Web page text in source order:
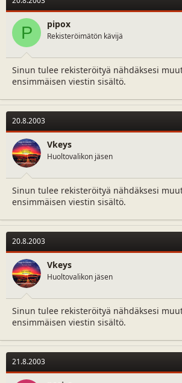
P pipox
Rekisteröimätön kävijä
Sinun tulee rekisteröityä nähdäksesi
ensimmäisen viestin sisältö.
20.8.2003
Vkeys
Huoltovalikon jäsen
Sinun tulee rekisteröityä nähdäksesi
ensimmäisen viestin sisältö.
20.8.2003
Vkeys
Huoltovalikon jäsen
Sinun tulee rekisteröityä nähdäksesi
ensimmäisen viestin sisältö.
21.8.2003